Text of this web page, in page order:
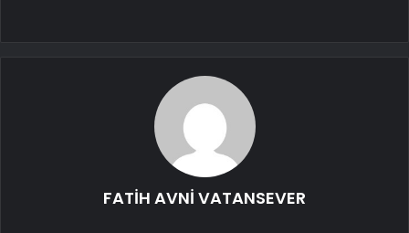
FATİH AVNİ VATANSEVER